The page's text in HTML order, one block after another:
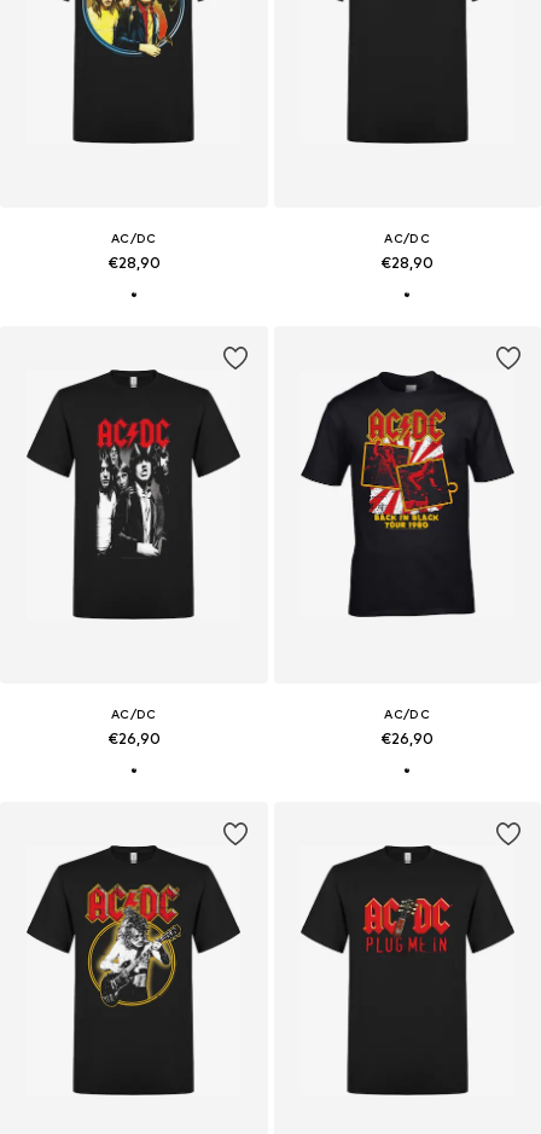
AC/DC
€28,90
AC/DC
€28,90
AC/DC
€26,90
AC/DC
€26,90